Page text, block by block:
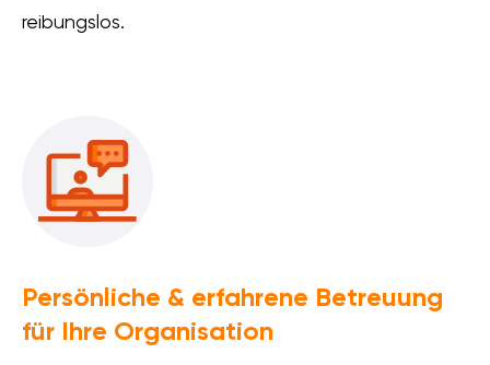
reibungslos.
Persönliche & erfahrene Betreuung
für Ihre Organisation